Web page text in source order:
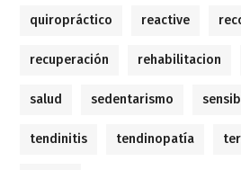
quiropráctico reactive
recuperación rehabilitacion
salud sedentarismo
tendinitis tendinopatía